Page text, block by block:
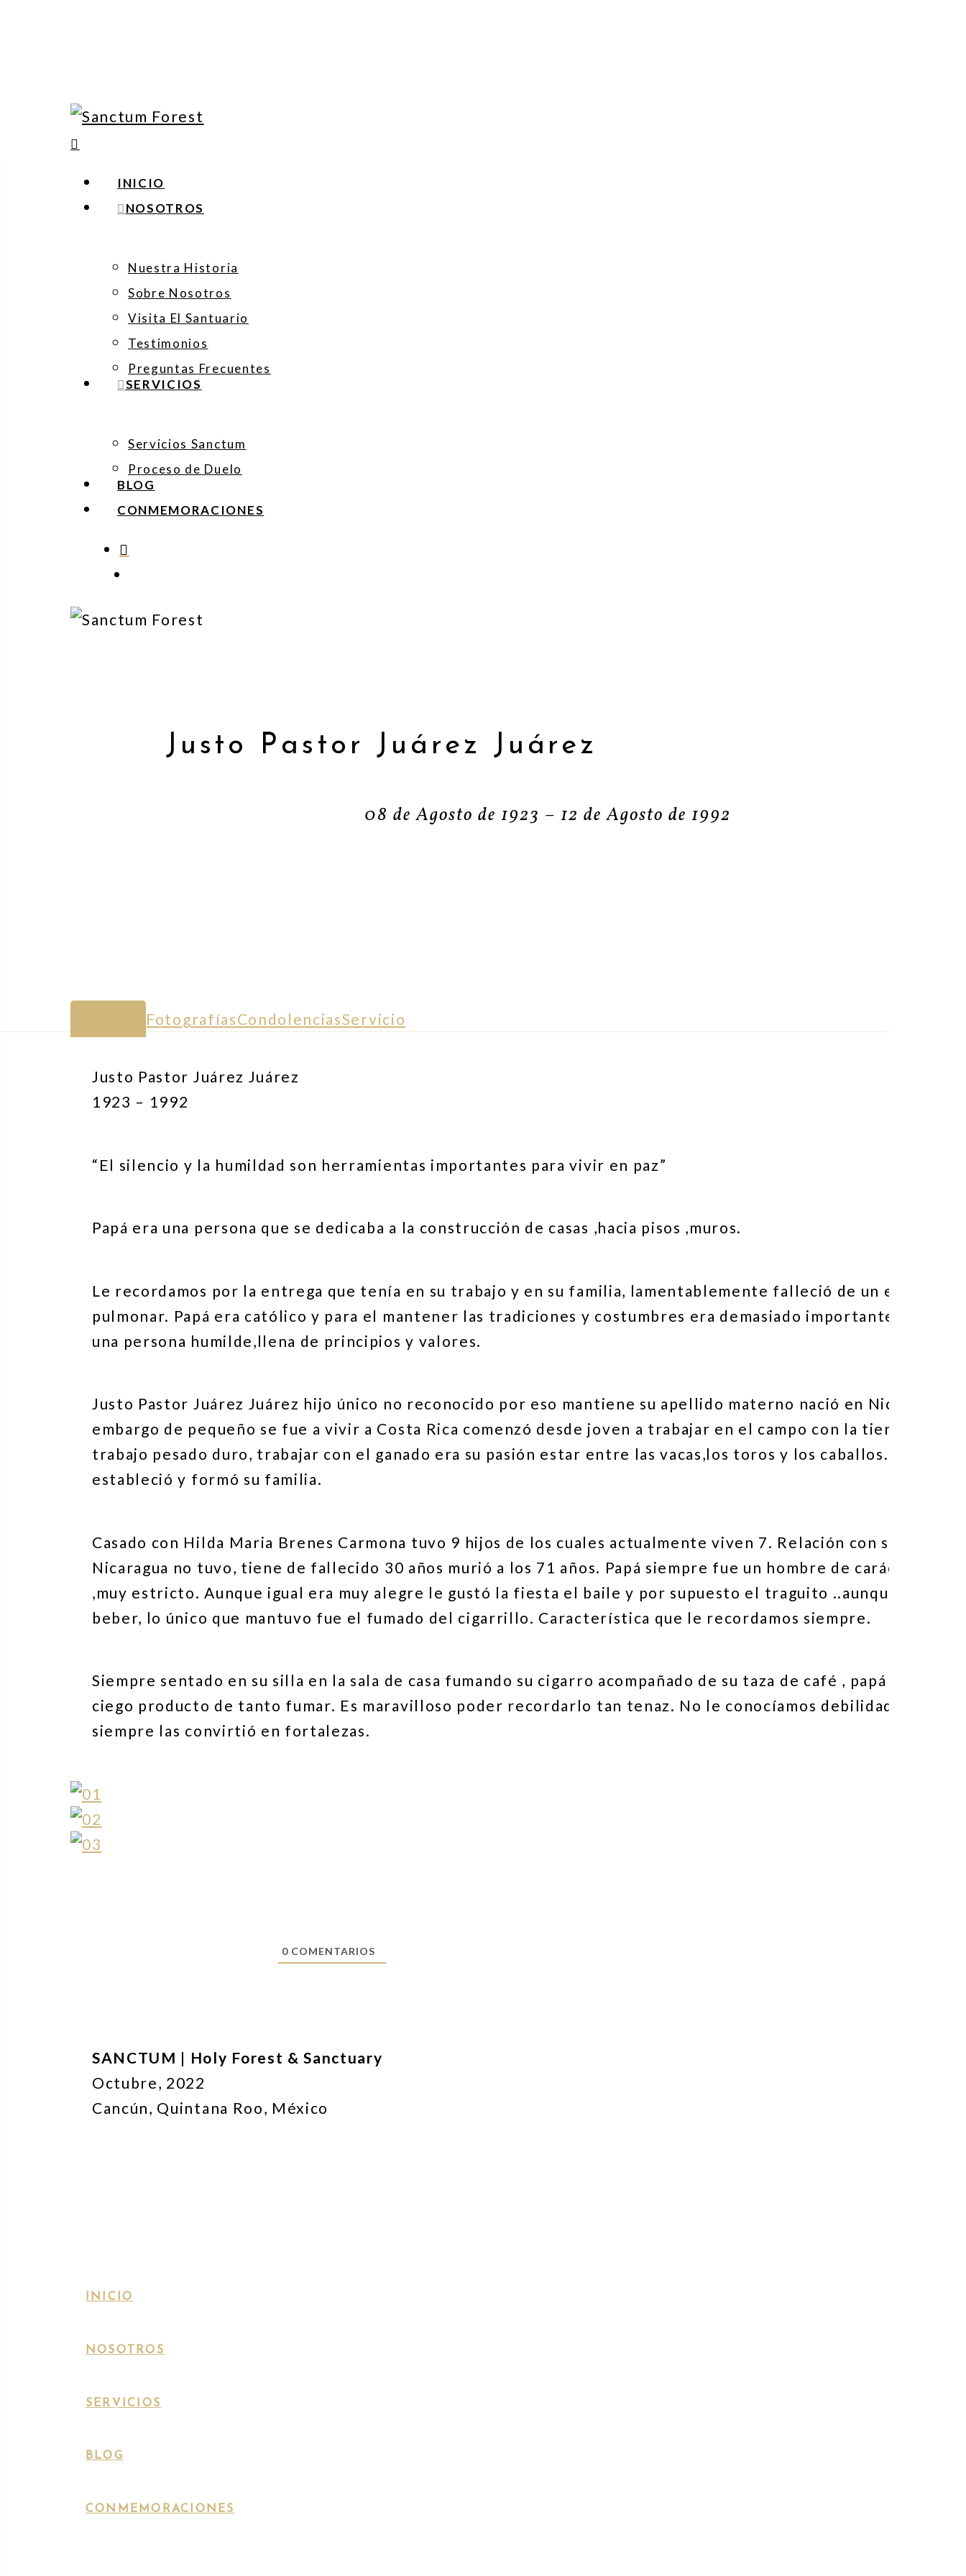
INICIO
NOSOTROS
Nuestra Historia
Sobre Nosotros
Visita El Santuario
Testimonios
Preguntas Frecuentes
SERVICIOS
Servicios Sanctum
Proceso de Duelo
BLOG
CONMEMORACIONES
Justo Pastor Juárez Juárez
08 de Agosto de 1923 – 12 de Agosto de 1992
FotografíasCondolenciasServicio
Justo Pastor Juárez Juárez
1923 – 1992
“El silencio y la humildad son herramientas importantes para vivir en paz”
Papá era una persona que se dedicaba a la construcción de casas ,hacia pisos ,muros.
Le recordamos por la entrega que tenía en su trabajo y en su familia, lamentablemente falleció de un eficema
pulmonar. Papá era católico y para el mantener las tradiciones y costumbres era demasiado importante,
una persona humilde,llena de principios y valores.
Justo Pastor Juárez Juárez hijo único no reconocido por eso mantiene su apellido materno nació en Nicaragua
embargo de pequeño se fue a vivir a Costa Rica comenzó desde joven a trabajar en el campo con la tierra,
trabajo pesado duro, trabajar con el ganado era su pasión estar entre las vacas,los toros y los caballos. Aquí se
estableció y formó su familia.
Casado con Hilda Maria Brenes Carmona tuvo 9 hijos de los cuales actualmente viven 7. Relación con su familia
Nicaragua no tuvo, tiene de fallecido 30 años murió a los 71 años. Papá siempre fue un hombre de carácter
,muy estricto. Aunque igual era muy alegre le gustó la fiesta el baile y por supuesto el traguito ..aunque dejó de
beber, lo único que mantuvo fue el fumado del cigarrillo. Característica que le recordamos siempre.
Siempre sentado en su silla en la sala de casa fumando su cigarro acompañado de su taza de café , papá había
ciego producto de tanto fumar. Es maravilloso poder recordarlo tan tenaz. No le conocíamos debilidades pues
siempre las convirtió en fortalezas.
0 COMENTARIOS
SANCTUM | Holy Forest & Sanctuary
Octubre, 2022
Cancún, Quintana Roo, México
INICIO
NOSOTROS
SERVICIOS
BLOG
CONMEMORACIONES